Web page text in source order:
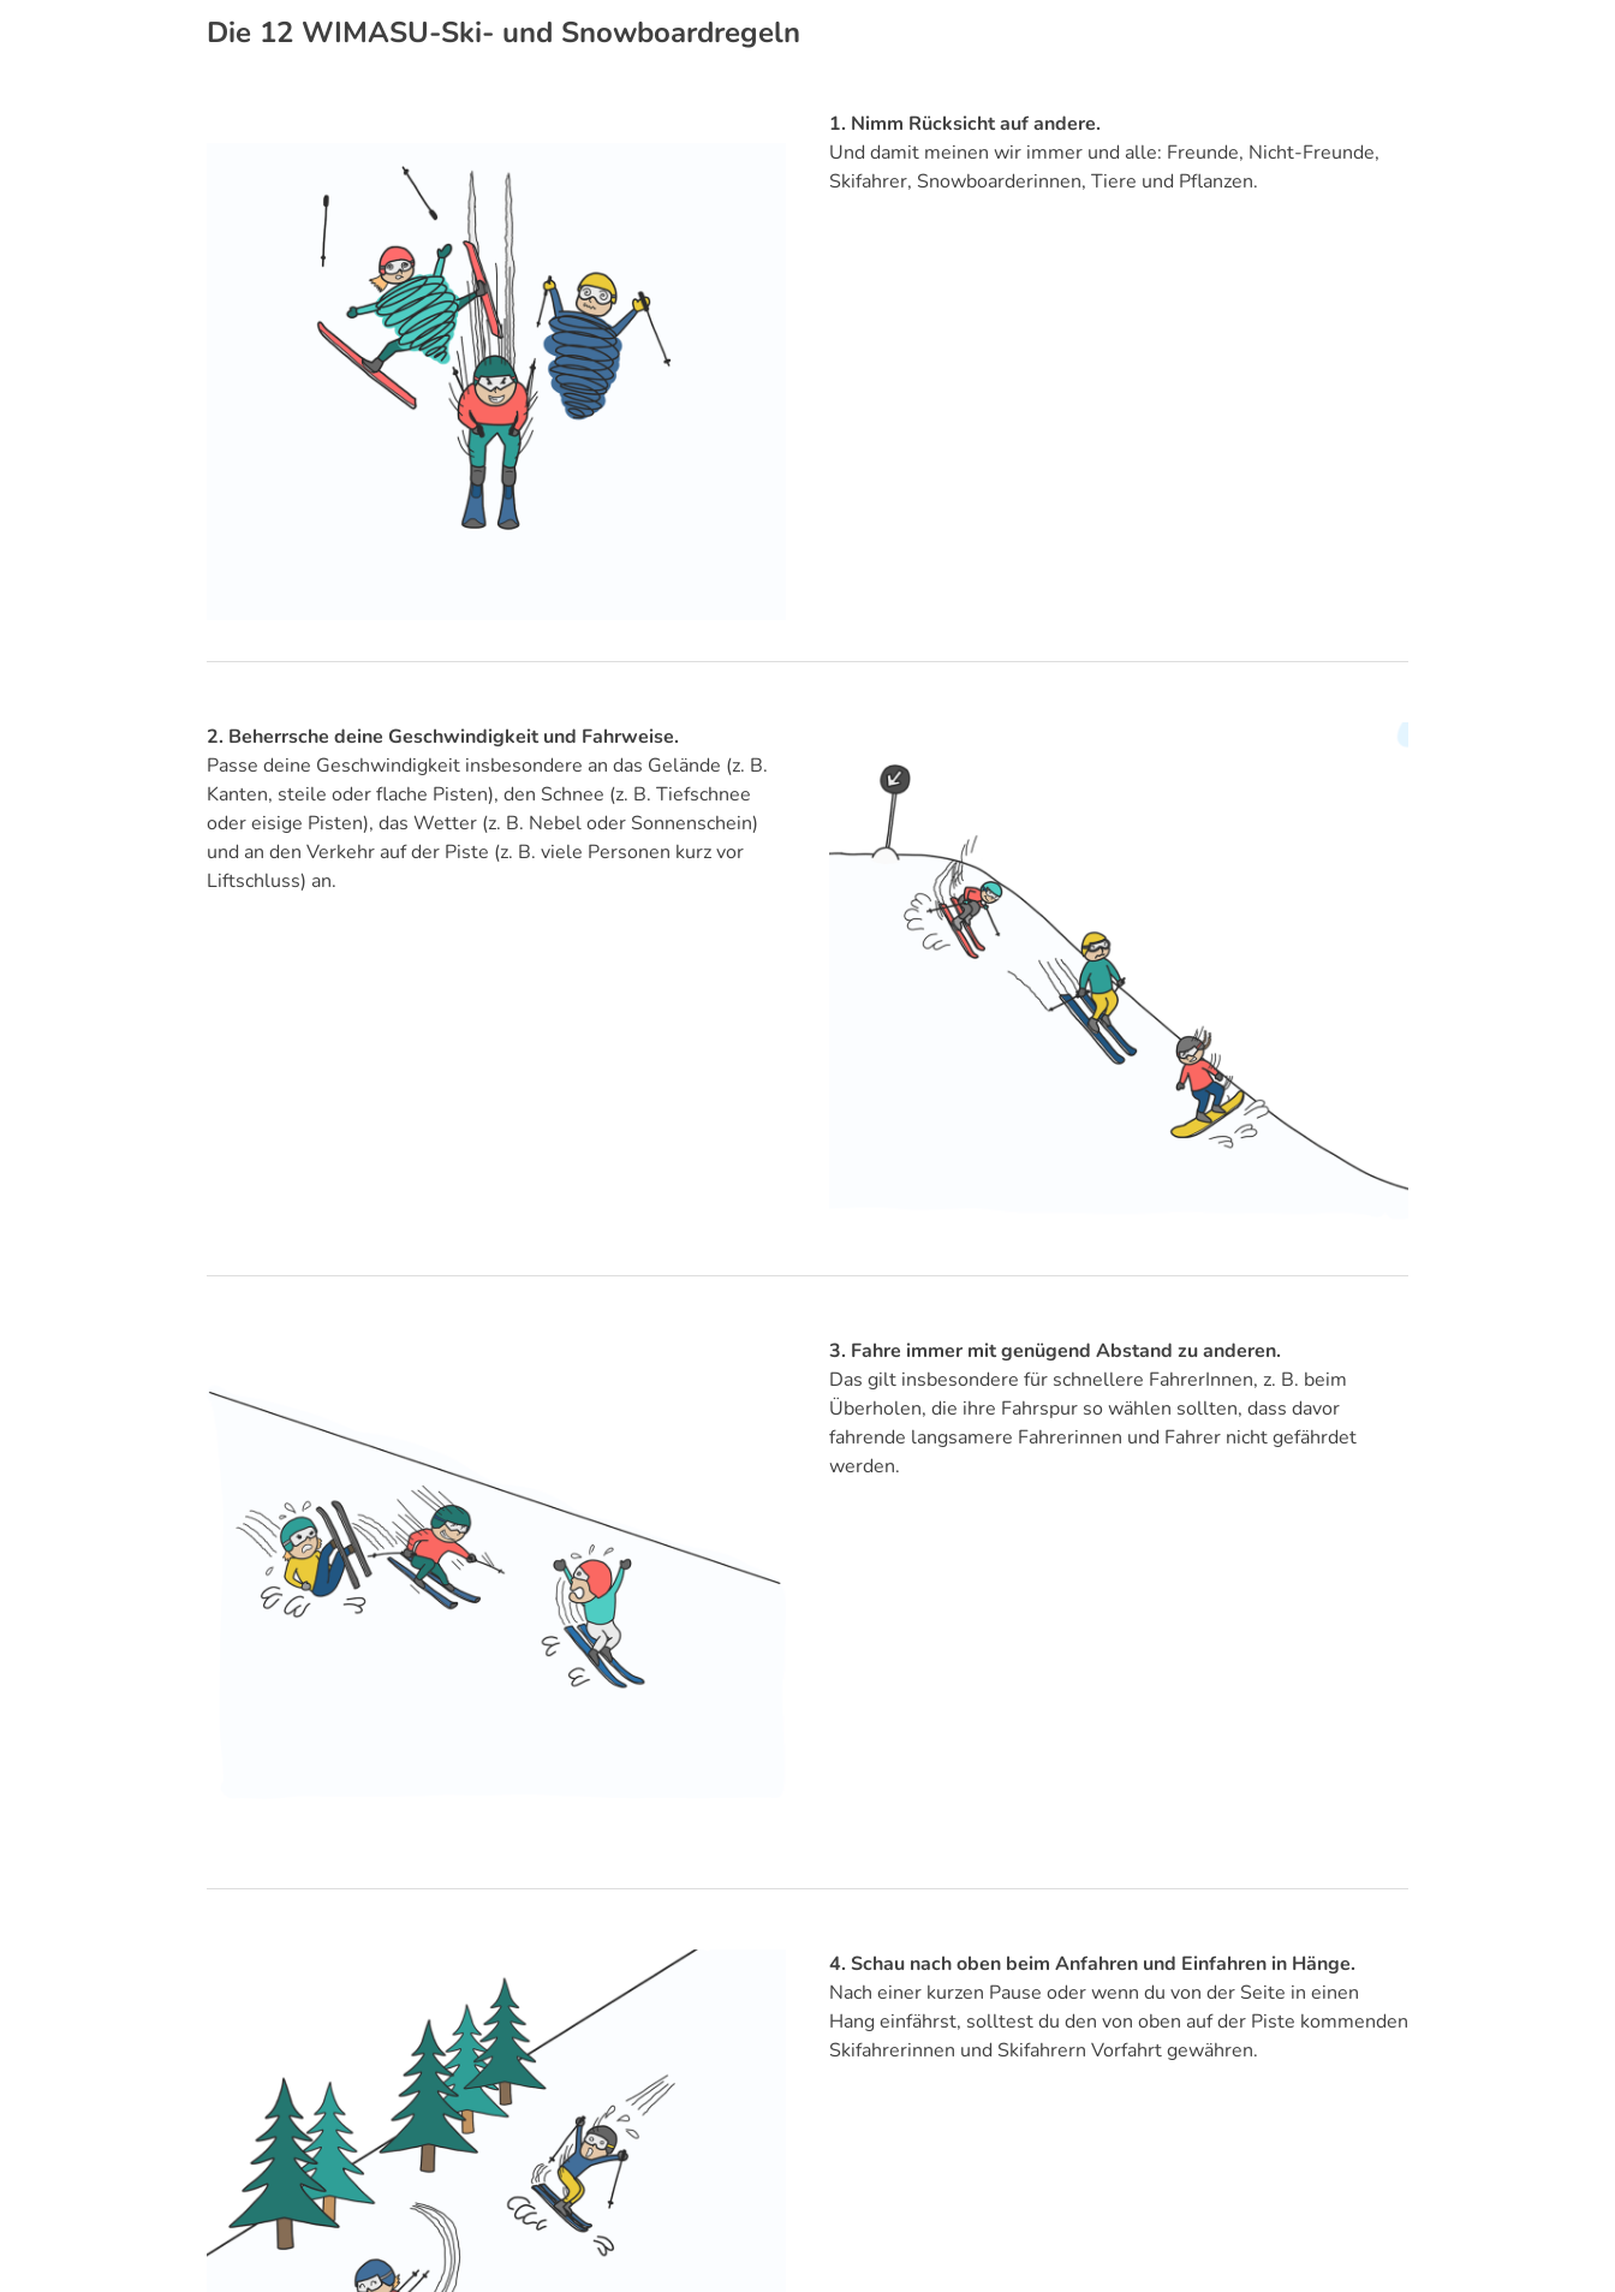
Die 12 WIMASU-Ski- und Snowboardregeln
1. Nimm Rücksicht auf andere.
Und damit meinen wir immer und alle: Freunde, Nicht-Freunde,
Skifahrer, Snowboarderinnen, Tiere und Pflanzen.
2. Beherrsche deine Geschwindigkeit und Fahrweise.
Passe deine Geschwindigkeit insbesondere an das Gelände (z. B.
Kanten, steile oder flache Pisten), den Schnee (z. B. Tiefschnee
oder eisige Pisten), das Wetter (z. B. Nebel oder Sonnenschein)
und an den Verkehr auf der Piste (z. B. viele Personen kurz vor
Liftschluss) an.
3. Fahre immer mit genügend Abstand zu anderen.
Das gilt insbesondere für schnellere FahrerInnen, z. B. beim
Überholen, die ihre Fahrspur so wählen sollten, dass davor
fahrende langsamere Fahrerinnen und Fahrer nicht gefährdet
werden.
4. Schau nach oben beim Anfahren und Einfahren in Hänge.
Nach einer kurzen Pause oder wenn du von der Seite in einen
Hang einfährst, solltest du den von oben auf der Piste kommenden
Skifahrerinnen und Skifahrern Vorfahrt gewähren.